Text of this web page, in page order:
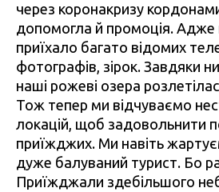
через коронакризу
допомогла й промоція. Адже
приїхало багато відомих
фотографів, зірок. Завдяки
наші рожеві озера
Тож тепер ми відчуваємо
локацій, щоб задовольнити
приїжджих. Ми навіть
дуже балуваний турист. Бо
Приїжджали здебільшого